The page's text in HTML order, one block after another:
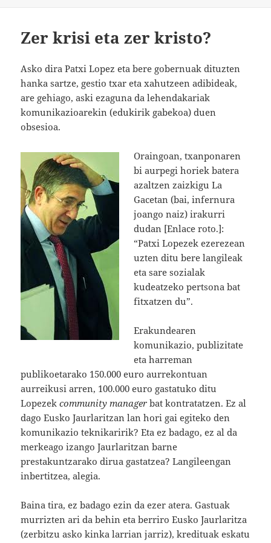
Zer krisi eta zer kristo?
Asko dira Patxi Lopez eta bere gobernuak dituzten
hanka sartze, gestio txar eta xahutzeen adibideak,
are gehiago, aski ezaguna da lehendakariak
komunikazioarekin (edukirik gabekoa) duen
obsesioa.
Oraingoan, txanponaren
bi aurpegi horiek batera
azaltzen zaizkigu La
Gacetan (bai, infernura
joango naiz) irakurri
dudan [Enlace roto.]:
“Patxi Lopezek ezerezean
uzten ditu bere langileak
eta sare sozialak
kudeatzeko pertsona bat
fitxatzen du”.
Erakundearen
komunikazio, publizitate
eta harreman
publikoetarako 150.000 euro aurrekontuan
aurreikusi arren, 100.000 euro gastatuko ditu
Lopezekcommunity manager bat kontratatzen. Ez al
dago Eusko Jaurlaritzan lan hori gai egiteko den
komunikazio teknikaririk? Eta ez badago, ez al da
merkeago izango Jaurlaritzan barne
prestakuntzarako dirua gastatzea? Langileengan
inbertitzea, alegia.
Baina tira, ez badago ezin da ezer atera. Gastuak
murrizten ari da behin eta berriro Eusko Jaurlaritza
(zerbitzu asko kinka larrian jarriz), kredituak eskatu